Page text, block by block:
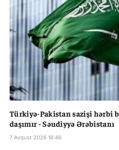
Türkiyə-Pakistan sazişi hərbi
daşımır - Səudiyyə Ərəbistanı
7 Avqust 2026 18:46